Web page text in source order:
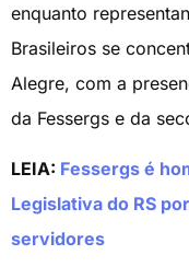
enquanto
Brasileiros se
Alegre, com a
da Fessergs e da
LEIA: Fessergs é
Legislativa do RS
servidores